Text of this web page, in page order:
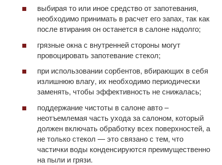
выбирая то или иное средство от запотевания,
необходимо принимать в расчет его запах, так как
после втирания он останется в салоне надолго;
грязные окна с внутренней стороны могут
провоцировать запотевание стекол;
при использовании сорбентов, вбирающих в себя
излишнюю влагу, их необходимо периодически
заменять, чтобы эффективность не снижалась;
поддержание чистоты в салоне авто –
неотъемлемая часть ухода за салоном, который
должен включать обработку всех поверхностей, а
не только стекол — это связано с тем, что
частички воды конденсируются преимущественно
на пыли и грязи.